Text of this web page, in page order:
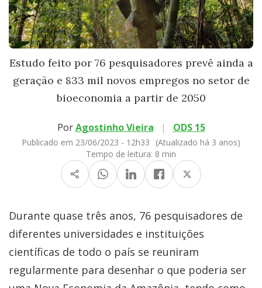
Estudo feito por 76 pesquisadores prevê ainda a
geração e 833 mil novos empregos no setor de
bioeconomia a partir de 2050
PorAgostinho Vieira | ODS 15
Publicado em 23/06/2023 - 12h33
(Atualizado há 3 anos)
Tempo de leitura: 8 min
Durante quase três anos, 76 pesquisadores de
diferentes universidades e instituições
científicas de todo o país se reuniram
regularmente para desenhar o que poderia ser